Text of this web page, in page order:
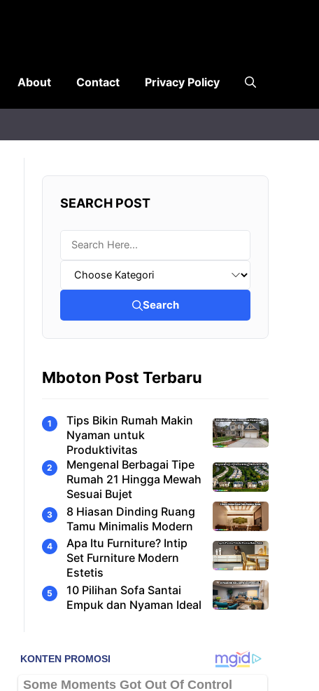
About Contact Privacy Policy
SEARCH POST
Search
Mboton Post Terbaru
Tips Bikin Rumah Makin
Nyaman untuk
Produktivitas
Mengenal Berbagai Tipe
Rumah 21 Hingga Mewah
Sesuai Bujet
8 Hiasan Dinding Ruang
Tamu Minimalis Modern
Apa Itu Furniture? Intip
Set Furniture Modern
Estetis
10 Pilihan Sofa Santai
Empuk dan Nyaman Ideal